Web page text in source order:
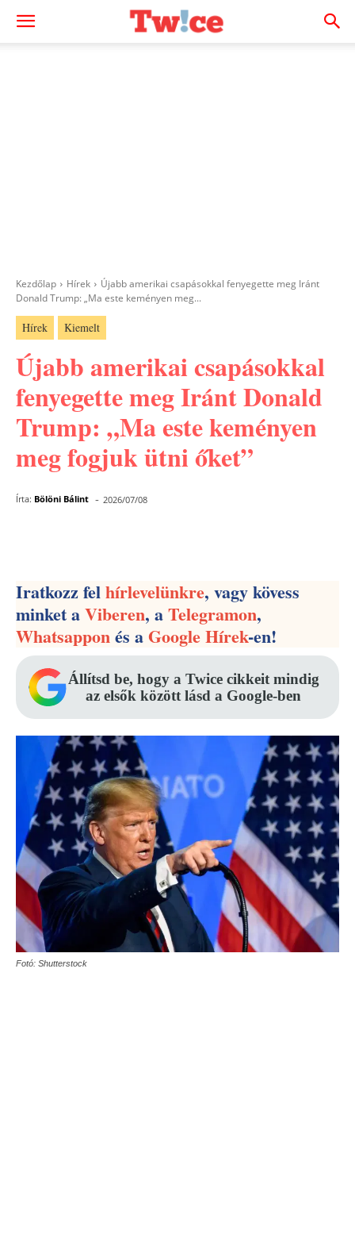
Kezdőlap Hírek
Újabb amerikai csapásokkal fenyegette meg Iránt
Donald Trump: „Ma este keményen meg...
Hírek Kiemelt
Újabb amerikai csapásokkal
fenyegette meg Iránt Donald
Trump: „Ma este keményen
meg fogjuk ütni őket”
Írta: Bölöni Bálint - 2026/07/08
Iratkozz felhírlevelünkre, vagy kövess
minket aViberen, aTelegramon,
Whatsapponés aGoogle Hírek-en!
Állítsd be, hogy a Twice cikkeit mindig
az elsők között lásd a Google-ben
Fotó: Shutterstock